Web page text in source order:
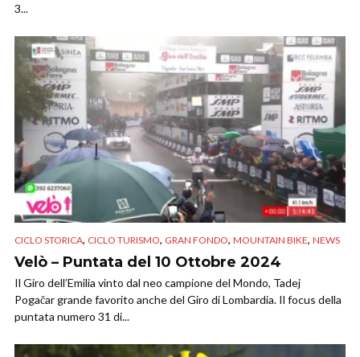
3...
CICLO STORICA, CICLO TURISMO, GRAN FONDO, MOUNTAIN BIKE, NEWS
Velò – Puntata del 10 Ottobre 2024
Il Giro dell’Emilia vinto dal neo campione del Mondo, Tadej
Pogačar grande favorito anche del Giro di Lombardia. Il focus della
puntata numero 31 di...